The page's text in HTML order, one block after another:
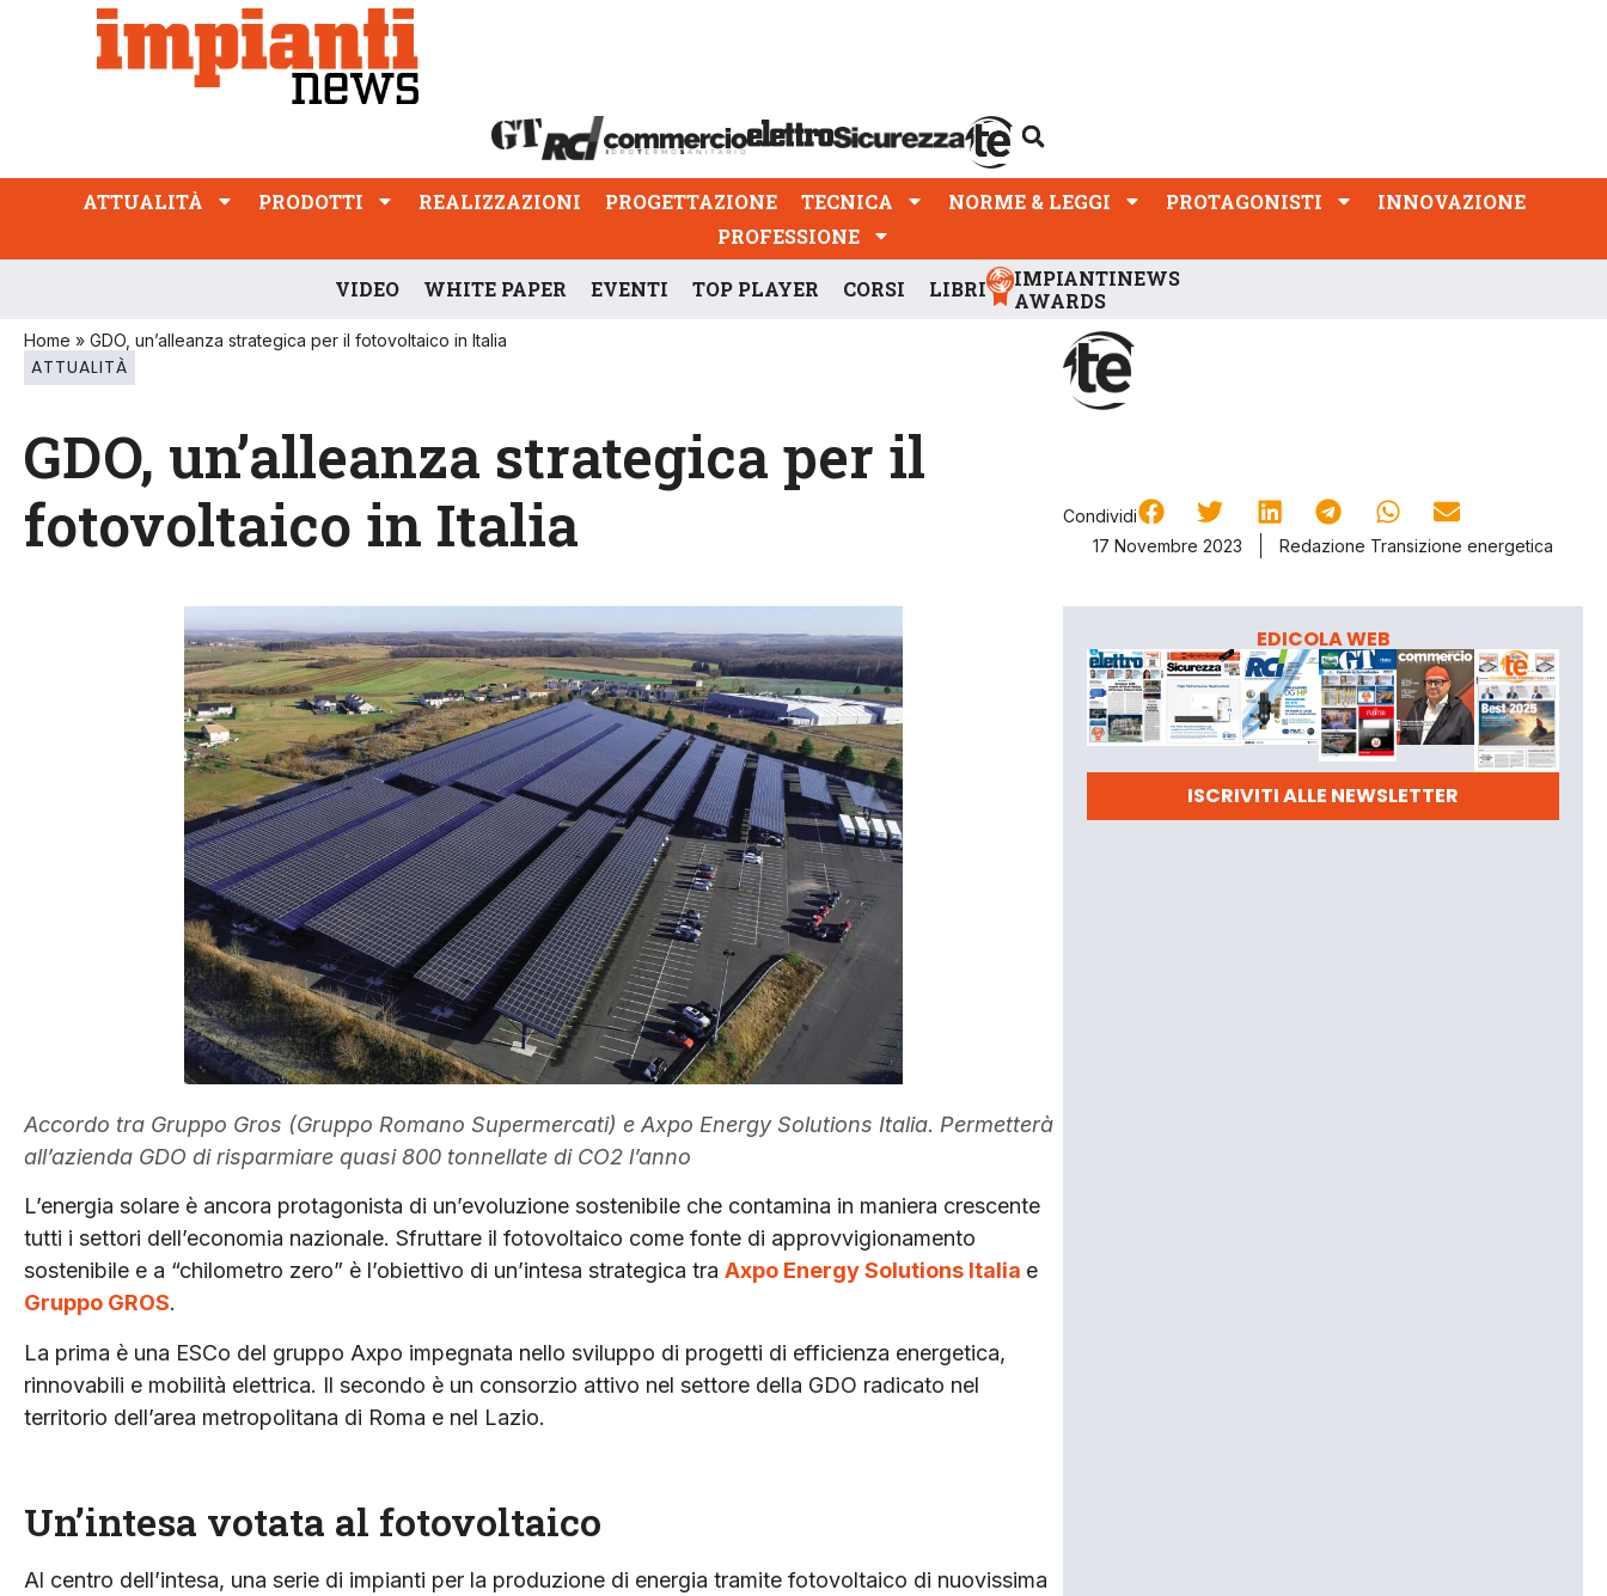
ATTUALITÀ PRODOTTI REALIZZAZIONI
PROFESSIONE
ATTUALITÀ PRODOTTI REALIZZAZIONI PROGETTAZIONE TECNICA NORME & LEGGI PROTAGONISTI
INNOVAZIONE
PROFESSIONE
VIDEO WHITE PAPER EVENTI TOP PLAYER CORSI LIBRI
IMPIANTINEWS
AWARDS
Home » GDO, un’alleanza strategica per il fotovoltaico in Italia
ATTUALITÀ
GDO, un’alleanza strategica per il
fotovoltaico in Italia
Condividi
17 Novembre 2023
Redazione Transizione energetica
Accordo tra Gruppo Gros (Gruppo Romano Supermercati) e Axpo Energy Solutions Italia. Permetterà
all’azienda GDO di risparmiare quasi 800 tonnellate di CO2 l’anno
L’energia solare è ancora protagonista di un’evoluzione sostenibile che contamina in maniera crescente
tutti i settori dell’economia nazionale. Sfruttare il fotovoltaico come fonte di approvvigionamento
sostenibile e a “chilometro zero” è l’obiettivo di un’intesa strategica tra Axpo Energy Solutions Italia e
Gruppo GROS.
La prima è una ESCo del gruppo Axpo impegnata nello sviluppo di progetti di efficienza energetica,
rinnovabili e mobilità elettrica. Il secondo è un consorzio attivo nel settore della GDO radicato nel
territorio dell’area metropolitana di Roma e nel Lazio.
Un’intesa votata al fotovoltaico
Al centro dell’intesa, una serie di impianti per la produzione di energia tramite fotovoltaico di nuovissima
EDICOLA WEB
ISCRIVITI ALLE NEWSLETTER